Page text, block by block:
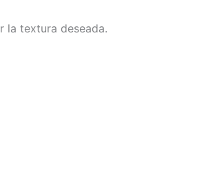
la textura deseada.